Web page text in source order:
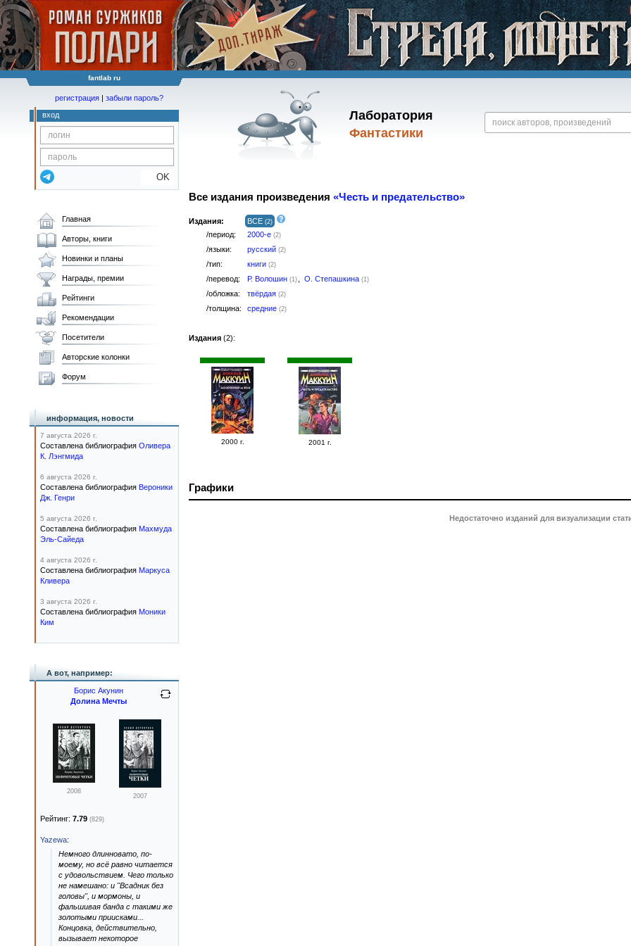
fantlab ru
Лаборатория
Фантастики
регистрация | забыли пароль?
вход
OK
Все издания произведения «Честь и предательство»
Издания: ВСЕ (2)
/период: 2000-е (2)
/языки: русский (2)
/тип: книги (2)
/перевод: Р. Волошин (1) О. Степашкина (1)
/обложка: твёрдая (2)
/толщина: средние (2)
Издания (2):
2000 г. 2001 г.
Графики
Недостаточно изданий для визуализации
Главная
Авторы, книги
Новинки и планы
Награды, премии
Рейтинги
Рекомендации
Посетители
Авторские колонки
Форум
информация, новости
7 августа 2026 г.
Составлена библиография Оливера
К. Лэнгмида
6 августа 2026 г.
Составлена библиография Вероники
Дж. Генри
5 августа 2026 г.
Составлена библиография Махмуда
Эль-Сайеда
4 августа 2026 г.
Составлена библиография Маркуса
Кливера
3 августа 2026 г.
Составлена библиография Моники
Ким
А вот, например:
Борис Акунин
Долина Мечты
2008
2007
Рейтинг: 7.79 (829)
Yazewa:
Немного длинновато, по-
моему, но всё равно читается
с удовольствием. Чего только
не намешано: и "Всадник без
головы", и мормоны, и
фальшивая банда с такими же
золотыми приисками...
Концовка, действительно,
вызывает некоторое